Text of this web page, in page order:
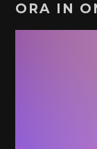
ORA IN